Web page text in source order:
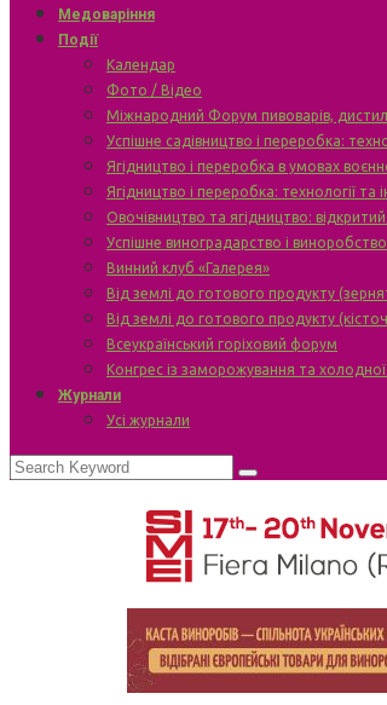
Медоваріння
Події
Календар
Фото / Відео
Міжнародний Форум пивоварів,
Успішне садівництво і переробка:
Ягідництво і переробка в умовах
Ягідництво і переробка: технології та
Овочівництво та ягідництво: відкритий
Успішне виноградарство і виноробство
Винний клуб «Галерея»
Від землі до готового продукту
Від землі до готового продукту
Всеукраїнський горіховий форум
Конгрес із заморожування та холодної
Журнали
Усі журнали